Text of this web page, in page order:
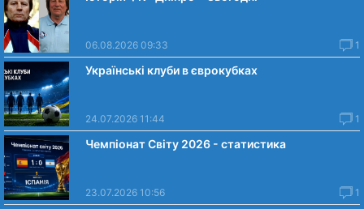
06.08.2026 09:33 1
Українські клуби в єврокубках
24.07.2026 11:44 1
Чемпіонат Світу 2026 - статистика
23.07.2026 10:56 1